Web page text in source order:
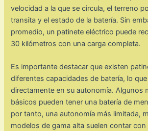
velocidad a la que se circula, el terreno
transita y el estado de la batería. Sin
promedio, un patinete eléctrico puede
30 kilómetros con una carga completa.
Es importante destacar que existen
diferentes capacidades de batería, lo
directamente en su autonomía. Algunos
básicos pueden tener una batería de
por tanto, una autonomía más limitada,
modelos de gama alta suelen contar